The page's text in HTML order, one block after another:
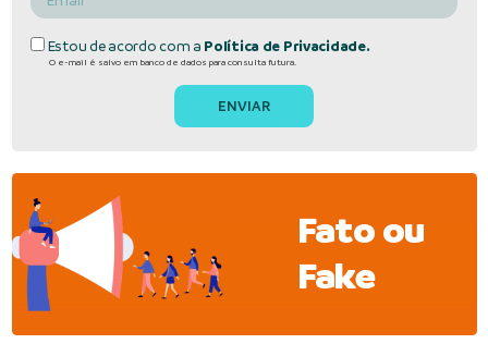
Estou de acordo com a Política de Privacidade.
O e-mail é salvo em banco de dados para consulta futura.
Fato ou
Fake